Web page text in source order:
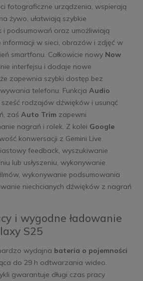
fotograficzne urządzenia, wspierają
żywo, ułatwiają szybkie
i podsumowań oraz umożliwiają
informacji w sieci, obrazów i zdjęć w
smartfonu. Całkowicie nowy Now
interfejsu i dodaje nowe
zapewnia szybki dostęp bez
telefonu. Funkcja Audio
rodzajów dźwięków i usunąć
zaś Auto Trim zapewni
nagrań i rolek. Z kolei Google
konwersacji z Gemini Live
feedback, wyszukiwanie
lub usłyszeniu, wykonywanie
wykonywanie podsumowania
niechcianych dźwięków z nagrań
i wygodne ładowanie
S25
wydajna bateria o pojemności
do 29 h odtwarzania wideo.
gwarantuje długi czas pracy